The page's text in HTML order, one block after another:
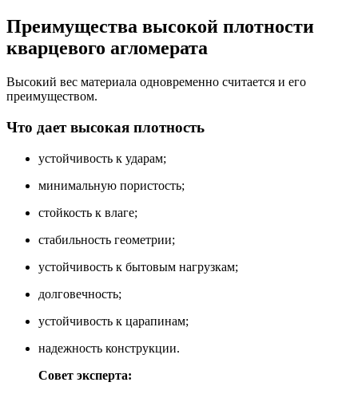
Преимущества высокой плотности
кварцевого агломерата
Высокий вес материала одновременно считается и его
преимуществом.
Что дает высокая плотность
устойчивость к ударам;
минимальную пористость;
стойкость к влаге;
стабильность геометрии;
устойчивость к бытовым нагрузкам;
долговечность;
устойчивость к царапинам;
надежность конструкции.
Совет эксперта: